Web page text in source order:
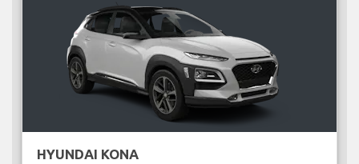
HYUNDAI KONA